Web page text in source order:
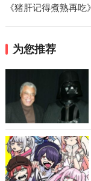
《猪肝记得煮熟再
为您推荐